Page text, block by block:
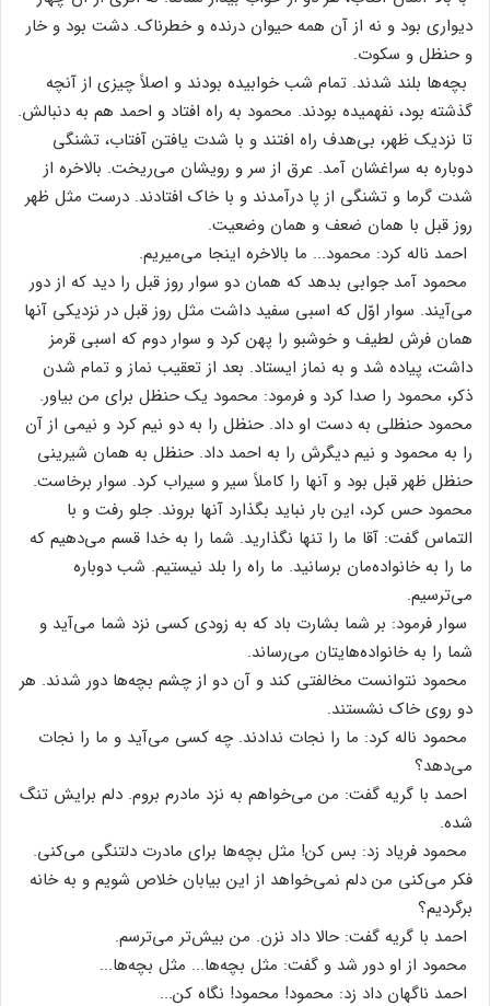
دیواری‌ بود و نه‌ از آن‌ همه‌ حیوان‌ درنده‌ و خطرناک‌. دشت‌ بود و خار
و حنظل‌ و سکوت‌.
بچه‌ها بلند شدند. تمام‌ شب‌ خوابیده‌ بودند و اصلاً چیزی‌ از آنچه‌
گذشته‌ بود، نفهمیده‌ بودند. محمود به‌ راه‌ افتاد و احمد هم‌ به‌ دنبالش‌.
تا نزدیک‌ ظهر، بی‌هدف‌ راه‌ افتند و با شدت‌ یافتن‌ آفتاب‌، تشنگی‌
دوباره‌ به‌ سراغشان‌ آمد. عرق‌ از سر و رویشان‌ می‌ریخت‌. بالاخره‌ از
شدت‌ گرما و تشنگی‌ از پا درآمدند و با خاک‌ افتادند. درست‌ مثل‌ ظهر
روز قبل‌ با همان‌ ضعف‌ و همان‌ وضعیت‌.
احمد ناله‌ کرد: محمود... ما بالاخره‌ اینجا می‌میریم‌.
محمود آمد جوابی‌ بدهد که‌ همان‌ دو سوار روز قبل‌ را دید که‌ از دور
می‌آیند. سوار اوّل‌ که‌ اسبی‌ سفید داشت‌ مثل‌ روز قبل‌ در نزدیکی‌ آنها
همان‌ فرش‌ لطیف‌ و خوشبو را پهن‌ کرد و سوار دوم‌ که‌ اسبی‌ قرمز
داشت‌، پیاده‌ شد و به‌ نماز ایستاد. بعد از تعقیب‌ نماز و تمام‌ شدن‌
ذکر، محمود را صدا کرد و فرمود: محمود یک‌ حنظل‌ برای‌ من‌ بیاور.
محمود حنظلی‌ به‌ دست‌ او داد. حنظل‌ را به‌ دو نیم‌ کرد و نیمی‌ از آن‌
را به‌ محمود و نیم‌ دیگرش‌ را به‌ احمد داد. حنظل‌ به‌ همان‌ شیرینی‌
حنظل‌ ظهر قبل‌ بود و آنها را کاملاً سیر و سیراب‌ کرد. سوار برخاست‌.
محمود حس‌ کرد، این‌ بار نباید بگذارد آنها بروند. جلو رفت‌ و با
التماس‌ گفت‌: آقا ما را تنها نگذارید. شما را به‌ خدا قسم‌ می‌دهیم‌ که‌
ما را به‌ خانواده‌مان‌ برسانید. ما راه‌ را بلد نیستیم‌. شب‌ دوباره‌
می‌ترسیم‌.
سوار فرمود: بر شما بشارت‌ باد که‌ به‌ زودی‌ کسی‌ نزد شما می‌آید و
شما را به‌ خانواده‌هایتان‌ می‌رساند.
محمود نتوانست‌ مخالفتی‌ کند و آن‌ دو از چشم‌ بچه‌ها دور شدند. هر
دو روی‌ خاک‌ نشستند.
محمود ناله‌ کرد: ما را نجات‌ ندادند. چه‌ کسی‌ می‌آید و ما را نجات‌
می‌دهد؟
احمد با گریه‌ گفت‌: من‌ می‌خواهم‌ به‌ نزد مادرم‌ بروم‌. دلم‌ برایش‌ تنگ‌
شده‌.
محمود فریاد زد: بس‌ کن‌! مثل‌ بچه‌ها برای‌ مادرت‌ دلتنگی‌ می‌کنی‌.
فکر می‌کنی‌ من‌ دلم‌ نمی‌خواهد از این‌ بیابان‌ خلاص‌ شویم‌ و به‌ خانه‌
برگردیم‌؟
احمد با گریه‌ گفت‌: حالا داد نزن‌. من‌ بیش‌تر می‌ترسم‌.
محمود از او دور شد و گفت‌: مثل‌ بچه‌ها... مثل‌ بچه‌ها...
احمد ناگهان‌ داد زد: محمود! محمود! نگاه‌ کن‌...